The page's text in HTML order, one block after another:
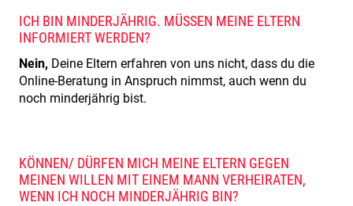
ICH BIN MINDERJÄHRIG. MÜSSEN MEINE ELTERN
INFORMIERT WERDEN?
Nein, Deine Eltern erfahren von uns nicht, dass du die
Online-Beratung in Anspruch nimmst, auch wenn du
noch minderjährig bist.
KÖNNEN/ DÜRFEN MICH MEINE ELTERN GEGEN
MEINEN WILLEN MIT EINEM MANN VERHEIRATEN,
WENN ICH NOCH MINDERJÄHRIG BIN?